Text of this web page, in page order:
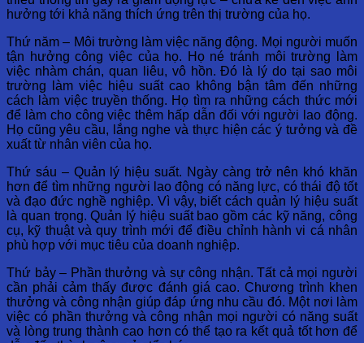
hưởng tới khả năng thích ứng trên thị trường của họ.
Thứ năm – Môi trường làm việc năng động. Mọi người muốn
tận hưởng công việc của họ. Họ né tránh môi trường làm
việc nhàm chán, quan liêu, vô hồn. Đó là lý do tại sao môi
trường làm việc hiệu suất cao không bận tâm đến những
cách làm việc truyền thống. Họ tìm ra những cách thức mới
để làm cho công việc thêm hấp dẫn đối với người lao động.
Họ cũng yêu cầu, lắng nghe và thực hiện các ý tưởng và đề
xuất từ nhân viên của họ.
Thứ sáu – Quản lý hiệu suất. Ngày càng trở nên khó khăn
hơn để tìm những người lao động có năng lực, có thái độ tốt
và đạo đức nghề nghiệp. Vì vậy, biết cách quản lý hiệu suất
là quan trọng. Quản lý hiệu suất bao gồm các kỹ năng, công
cụ, kỹ thuật và quy trình mới để điều chỉnh hành vi cá nhân
phù hợp với mục tiêu của doanh nghiệp.
Thứ bảy – Phần thưởng và sự công nhận. Tất cả mọi người
cần phải cảm thấy được đánh giá cao. Chương trình khen
thưởng và công nhận giúp đáp ứng nhu cầu đó. Một nơi làm
việc có phần thưởng và công nhận mọi người có năng suất
và lòng trung thành cao hơn có thể tạo ra kết quả tốt hơn để